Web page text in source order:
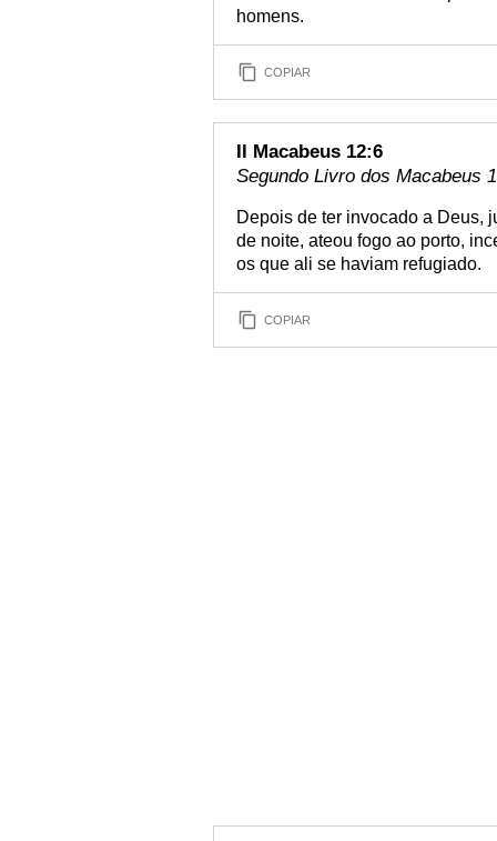
homens.
COPIAR
II Macabeus 12:6
Segundo Livro dos Macabeus
Depois de ter invocado a Deus,
de noite, ateou fogo ao porto,
os que ali se haviam refugiado.
COPIAR